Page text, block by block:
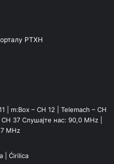
РТХН
| m:Box – CH 12 | Telemach – CH
37 Слушајте нас: 90,0 MHz |
MHz
| Ćirilica